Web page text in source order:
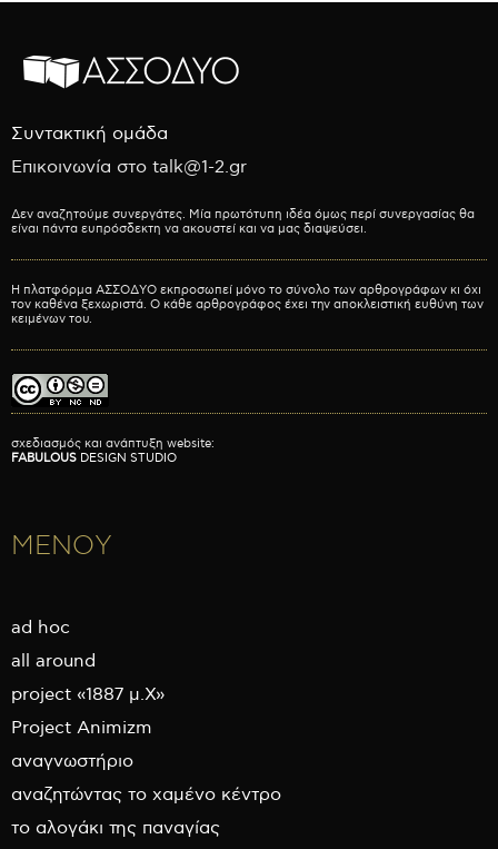
Συντακτική ομάδα
Επικοινωνία στο talk@1-2.gr
Δεν αναζητούμε συνεργάτες. Μία πρωτότυπη ιδέα όμως περί συνεργασίας θα
είναι πάντα ευπρόσδεκτη να ακουστεί και να μας διαψεύσει.
Η πλατφόρμα ΑΣΣΟΔΥΟ εκπροσωπεί μόνο το σύνολο των αρθρογράφων κι όχι
τον καθένα ξεχωριστά. Ο κάθε αρθρογράφος έχει την αποκλειστική ευθύνη των
κειμένων του.
σχεδιασμός και ανάπτυξη website:
FABULOUS DESIGN STUDIO
ΜΕΝΟΥ
ad hoc
all around
project «1887 μ.Χ»
Project Animizm
αναγνωστήριο
αναζητώντας το χαμένο κέντρο
το αλογάκι της παναγίας